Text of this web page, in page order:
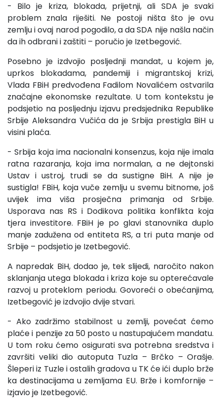
- Bilo je kriza, blokada, prijetnji, ali SDA je svaki
problem znala riješiti. Ne postoji ništa što je ovu
zemlju i ovaj narod pogodilo, a da SDA nije našla način
da ih odbrani i zaštiti – poručio je Izetbegović.
Posebno je izdvojio posljednji mandat, u kojem je,
uprkos blokadama, pandemiji i migrantskoj krizi,
Vlada FBiH predvođena Fadilom Novalićem ostvarila
značajne ekonomske rezultate. U tom kontekstu je
podsjetio na posljednju izjavu predsjednika Republike
Srbije Aleksandra Vučića da je Srbija prestigla BiH u
visini plaća.
- Srbija koja ima nacionalni konsenzus, koja nije imala
ratna razaranja, koja ima normalan, a ne dejtonski
Ustav i ustroj, trudi se da sustigne BiH. A nije je
sustigla! FBiH, koja vuče zemlju u svemu bitnome, još
uvijek ima viša prosječna primanja od Srbije.
Usporava nas RS i Dodikova politika konflikta koja
tjera investitore. FBiH je po glavi stanovnika duplo
manje zadužena od entiteta RS, a tri puta manje od
Srbije – podsjetio je Izetbegović.
A napredak BiH, dodao je, tek slijedi, naročito nakon
sklanjanja utega blokada i kriza koje su opterećavale
razvoj u proteklom periodu. Govoreći o obećanjima,
Izetbegović je izdvojio dvije stvari.
- Ako zadržimo stabilnost u zemlji, povećat ćemo
plaće i penzije za 50 posto u nastupajućem mandatu.
U tom roku ćemo osigurati sva potrebna sredstva i
završiti veliki dio autoputa Tuzla – Brčko – Orašje.
Šleperi iz Tuzle i ostalih gradova u TK će ići duplo brže
ka destinacijama u zemljama EU. Brže i komfornije –
izjavio je Izetbegović.